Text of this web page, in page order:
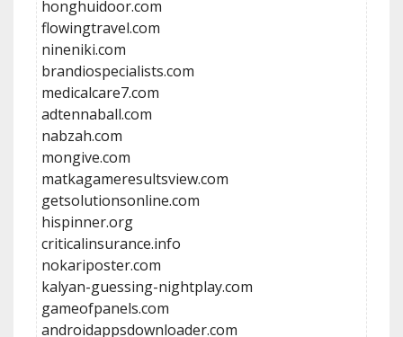
honghuidoor.com
flowingtravel.com
nineniki.com
brandiospecialists.com
medicalcare7.com
adtennaball.com
nabzah.com
mongive.com
matkagameresultsview.com
getsolutionsonline.com
hispinner.org
criticalinsurance.info
nokariposter.com
kalyan-guessing-nightplay.com
gameofpanels.com
androidappsdownloader.com